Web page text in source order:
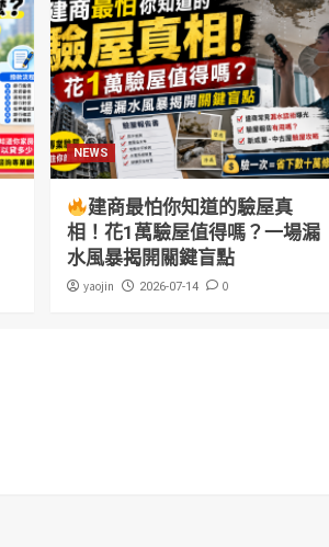
NEWS
建商最怕你知道的驗屋真
相！花1萬驗屋值得嗎？一場漏
水風暴揭開關鍵盲點
yaojin 2026-07-14 0